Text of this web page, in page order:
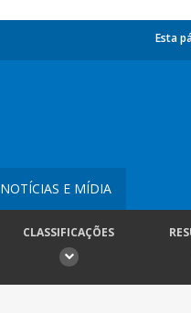
Esta
NOTÍCIAS E MÍDIA
CLASSIFICAÇÕES